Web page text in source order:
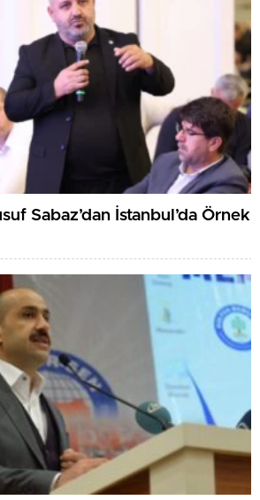
Sabaz’dan İstanbul’da Örnek